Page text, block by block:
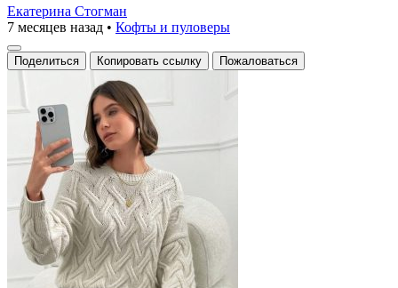
Екатерина Стогман
7 месяцев назад • Кофты и пуловеры
Поделиться Копировать ссылку Пожаловаться